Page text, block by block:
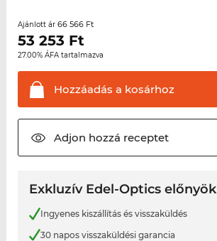
Ajánlott ár 66 566 Ft
53 253 Ft
27.00% ÁFA tartalmazva
Hozzáadás a kosárhoz
Adjon hozzá receptet
Exkluzív Edel-Optics előnyök
Ingyenes kiszállítás és visszaküldés
30 napos visszaküldési garancia